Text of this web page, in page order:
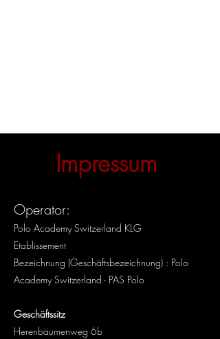
Impressum
Operator:
Polo Academy Switzerland KLG
Etablissement
Bezeichnung (Geschäftsbezeichnung) : Polo
Academy Switzerland - PAS Polo
Geschäftssitz
Herenbäumenweg 6b